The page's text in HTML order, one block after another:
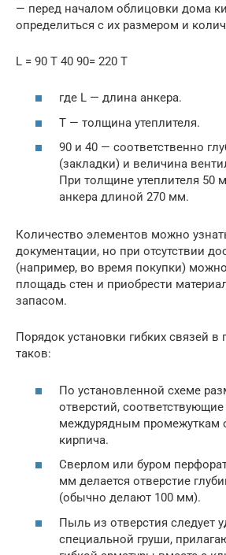
— перед началом облицовки дома
определиться с их размером и
L = 90 T 40 90= 220 T
где L — длина анкера.
T — толщина утеплителя.
90 и 40 — соответственно
(закладки) и величина
При толщине утеплителя 50
анкера длиной 270 мм.
Количество элементов можно
документации, но при отсутствии
(например, во время покупки)
площадь стен и приобрести
запасом.
Порядок установки гибких связей в
таков:
По установленной схеме
отверстий,
междурядным промежуткам
кирпича.
Сверлом или буром
мм делается отверстие
(обычно делают 100 мм).
Пыль из отверстия следует
специальной груши,